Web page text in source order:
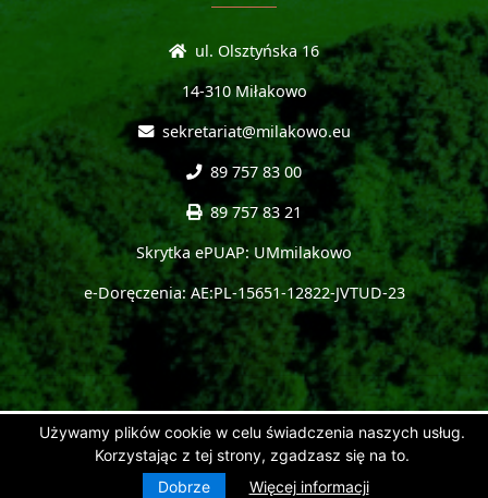
Używamy plików cookie w celu świadczenia naszych usług.
Korzystając z tej strony, zgadzasz się na to.
Dobrze
Więcej informacji
ul. Olsztyńska 16
14-310 Miłakowo
sekretariat@milakowo.eu
89 757 83 00
89 757 83 21
Skrytka ePUAP: UMmilakowo
e-Doręczenia: AE:PL-15651-12822-JVTUD-23